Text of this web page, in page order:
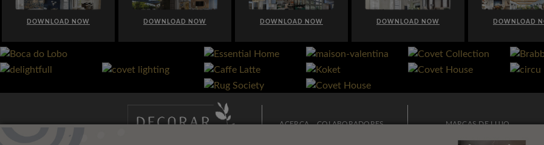
DOWNLOAD NOW DOWNLOAD NOW DOWNLOAD NOW DOWNLOAD NOW DOWNLOAD
ACERCA
COLABORADORES
MARCAS DE LUJO